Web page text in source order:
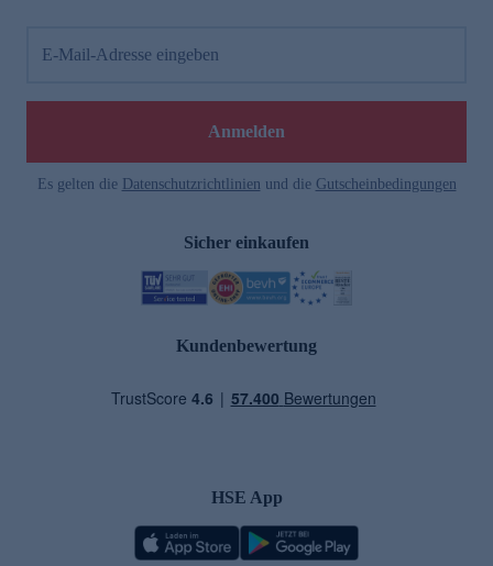
E-Mail-Adresse eingeben
Anmelden
Es gelten die Datenschutzrichtlinien und die Gutscheinbedingungen
Sicher einkaufen
Kundenbewertung
HSE App